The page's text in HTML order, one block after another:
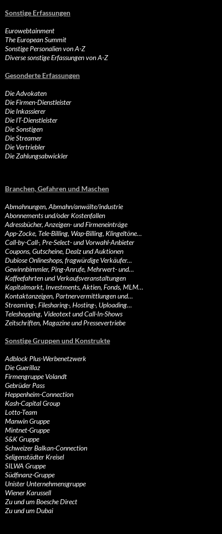
Sonstige Erfassungen
Eurowebtainment
The European Summit
Sonstige Personalien von A-Z
Diverse sonstige Erfassungen von A-Z
Gesonderte Erfassungen
Die Advokaten
Die Firmen-Dienstleister
Die Inkassierer
Die IT-Dienstleister
Die Sonstigen
Die Streamer
Die Vertriebler
Die Zahlungsabwickler
Branchen, Gefahren und Maschen
Abmahnungen, Abmahn/anwälte/industrie
Abonnements und/oder Kostenfallen
Adressbücher, Anzeigen- und Firmeneinträge
App-Zocke, Tele-Billing, Wap-Billing, Klingeltöne…
Call-by-Call-, Pre-Select- und Vorwahl-Anbieter
Coupons, Gutscheine, Dealz und Auktionen
Dubiose Onlineshops, fragwürdige Verkäufer…
Gewinnbimmler, Ping-Anrufe, Mehrwert- und…
Kaffeefahrten und Verkaufsveranstaltungen
Kapitalmarkt, Investments, Aktien, Fonds, MLM…
Kontaktanzeigen, Partnervermittlungen und…
Streaming-, Filesharing-, Hosting-, Uploading…
Teleshopping, Videotext und Call-In-Shows
Zeitschriften, Magazine und Pressevertriebe
Sonstige Gruppen und Konstrukte
Adblock Plus-Werbenetzwerk
Die Guerillaz
Firmengruppe Volandt
Gebrüder Pass
Heppenheim-Connection
Kash-Capital Group
Lotto-Team
Manwin Gruppe
Mintnet-Gruppe
S&K Gruppe
Schweizer Balkan-Connection
Seligenstädter Kreisel
SILWA Gruppe
Südfinanz-Gruppe
Unister Unternehmensgruppe
Wiener Karussell
Zu und um Boesche Direct
Zu und um Dubai